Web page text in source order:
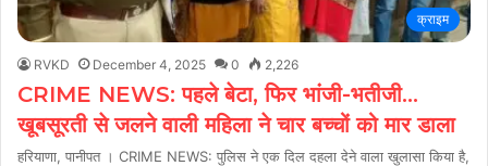
क्राइम
RVKD December 4, 2025 0 2,226
CRIME NEWS: पहले बेटा, फिर भांजी-भतीजी…
खूबसूरती से जलने वाली महिला ने चार बच्चों को मार डाला
हरियाणा, पानीपत । CRIME NEWS: पुलिस ने एक दिल दहला देने वाला खुलासा किया है,